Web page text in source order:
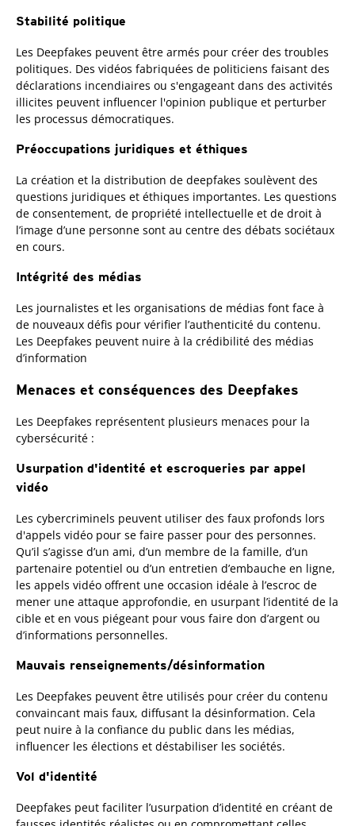
Stabilité politique
Les Deepfakes peuvent être armés pour créer des troubles
politiques. Des vidéos fabriquées de politiciens faisant des
déclarations incendiaires ou s'engageant dans des activités
illicites peuvent influencer l'opinion publique et perturber
les processus démocratiques.
Préoccupations juridiques et éthiques
La création et la distribution de deepfakes soulèvent des
questions juridiques et éthiques importantes. Les questions
de consentement, de propriété intellectuelle et de droit à
l’image d’une personne sont au centre des débats sociétaux
en cours.
Intégrité des médias
Les journalistes et les organisations de médias font face à
de nouveaux défis pour vérifier l’authenticité du contenu.
Les Deepfakes peuvent nuire à la crédibilité des médias
d’information
Menaces et conséquences des Deepfakes
Les Deepfakes représentent plusieurs menaces pour la
cybersécurité :
Usurpation d'identité et escroqueries par appel
vidéo
Les cybercriminels peuvent utiliser des faux profonds lors
d'appels vidéo pour se faire passer pour des personnes.
Qu’il s’agisse d’un ami, d’un membre de la famille, d’un
partenaire potentiel ou d’un entretien d’embauche en ligne,
les appels vidéo offrent une occasion idéale à l’escroc de
mener une attaque approfondie, en usurpant l’identité de la
cible et en vous piégeant pour vous faire don d’argent ou
d’informations personnelles.
Mauvais renseignements/désinformation
Les Deepfakes peuvent être utilisés pour créer du contenu
convaincant mais faux, diffusant la désinformation. Cela
peut nuire à la confiance du public dans les médias,
influencer les élections et déstabiliser les sociétés.
Vol d'identité
Deepfakes peut faciliter l’usurpation d’identité en créant de